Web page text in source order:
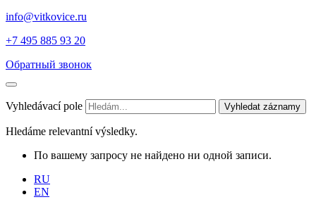
info@vitkovice.ru
+7 495 885 93 20
Обратный звонок
Vyhledávací pole Vyhledat záznamy
Hledáme relevantní výsledky.
По вашему запросу не найдено ни одной записи.
RU
EN